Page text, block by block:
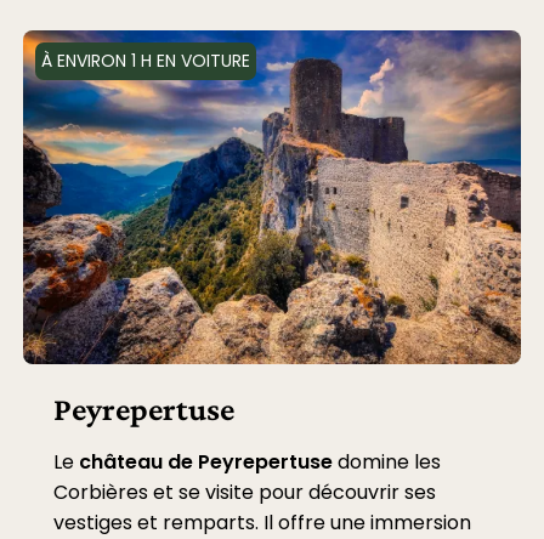
À ENVIRON 1 H EN VOITURE
Peyrepertuse
Le château de Peyrepertusedomine les
Corbières et se visite pour découvrir ses
vestiges et remparts. Il offre une immersion